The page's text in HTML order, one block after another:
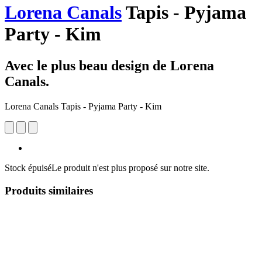
Lorena CanalsTapis - Pyjama
Party - Kim
Avec le plus beau design de Lorena
Canals.
Lorena Canals Tapis - Pyjama Party - Kim
Stock épuiséLe produit n'est plus proposé sur notre site.
Produits similaires